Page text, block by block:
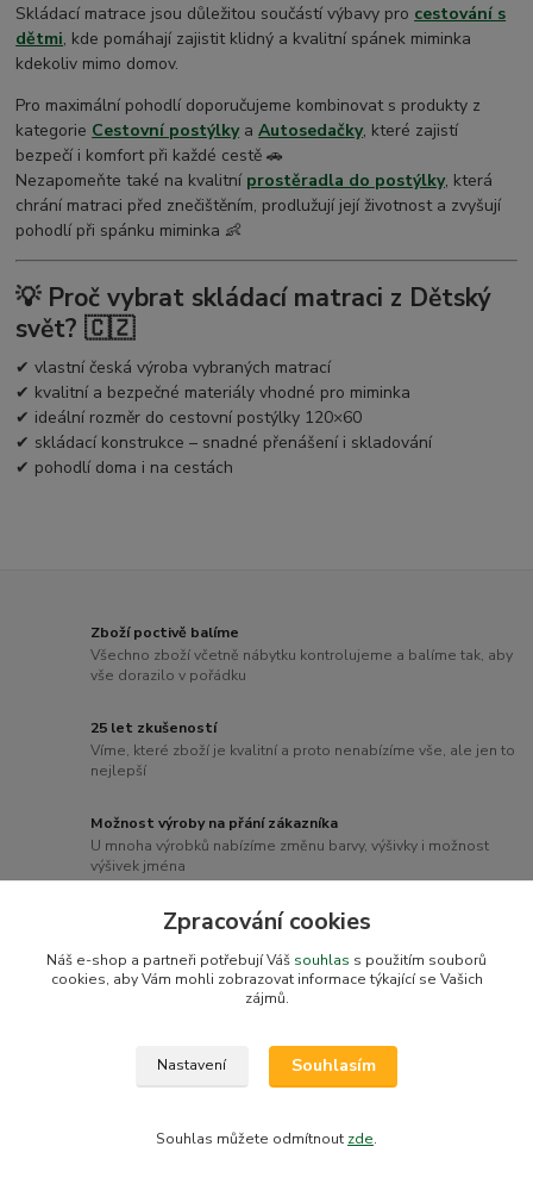
Skládací matrace jsou důležitou součástí výbavy pro cestování s
dětmi, kde pomáhají zajistit klidný a kvalitní spánek miminka
kdekoliv mimo domov.
Pro maximální pohodlí doporučujeme kombinovat s produkty z
kategorie Cestovní postýlkyaAutosedačky, které zajistí
bezpečí i komfort při každé cestě 🚗
Nezapomeňte také na kvalitní prostěradla do postýlky, která
chrání matraci před znečištěním, prodlužují její životnost a zvyšují
pohodlí při spánku miminka 👶
💡 Proč vybrat skládací matraci z Dětský
svět? 🇨🇿
✔ vlastní česká výroba vybraných matrací
✔ kvalitní a bezpečné materiály vhodné pro miminka
✔ ideální rozměr do cestovní postýlky 120×60
✔ skládací konstrukce – snadné přenášení i skladování
✔ pohodlí doma i na cestách
Zboží poctivě balíme
Všechno zboží včetně nábytku kontrolujeme a balíme tak, aby
vše dorazilo v pořádku
25 let zkušeností
Víme, které zboží je kvalitní a proto nenabízíme vše, ale jen to
nejlepší
Možnost výroby na přání zákazníka
U mnoha výrobků nabízíme změnu barvy, výšivky i možnost
výšivek jména
Množství českých prémiových výrobků
světovou kvalitou
Novinky z našeho blogu
Zpracování cookies
Náš e-shop a partneři potřebují Váš souhlas s použitím souborů
cookies, aby Vám mohli zobrazovat informace týkající se Vašich
zájmů.
Nastavení Souhlasím
Souhlas můžete odmítnout zde.